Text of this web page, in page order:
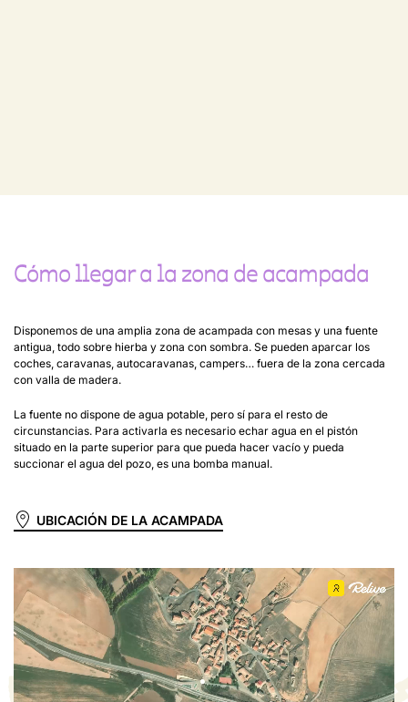
Cómo llegar a la zona de acampada
Disponemos de una amplia zona de acampada con mesas y una fuente
antigua, todo sobre hierba y zona con sombra. Se pueden aparcar los
coches, caravanas, autocaravanas, campers… fuera de la zona cercada
con valla de madera.
La fuente no dispone de agua potable, pero sí para el resto de
circunstancias. Para activarla es necesario echar agua en el pistón
situado en la parte superior para que pueda hacer vacío y pueda
succionar el agua del pozo, es una bomba manual.
UBICACIÓN DE LA ACAMPADA